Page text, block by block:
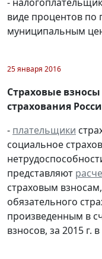
виде процентов по
муниципальным
25 января 2016
Страховые
страхования
- плательщики
социальное
представляют
страховым
обязательного
произведенным в
взносов, за 2015 г.